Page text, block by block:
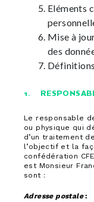
Eléments
Mise à
des
Définitions
1.
Le responsable
ou physique qui
d’un traitement
l’objectif et la
confédération
est Monsieur
sont :
Adresse postale: